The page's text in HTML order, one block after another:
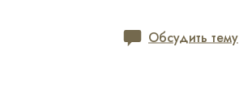
Обсудить тему